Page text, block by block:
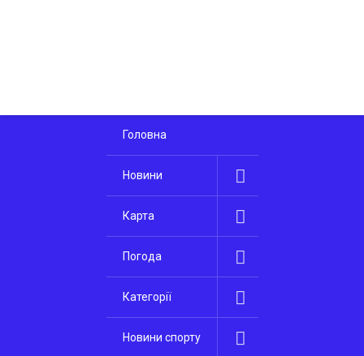
Головна
Новини
Карта
Погода
Категорії
Новини спорту